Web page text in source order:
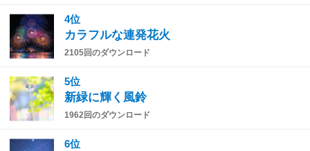
4位
カラフルな連発花火
2105回のダウンロード
5位
新緑に輝く風鈴
1962回のダウンロード
6位